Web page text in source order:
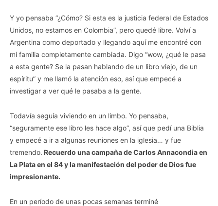
Y yo pensaba “¿Cómo? Si esta es la justicia federal de Estados
Unidos, no estamos en Colombia”, pero quedé libre. Volví a
Argentina como deportado y llegando aquí me encontré con
mi familia completamente cambiada. Digo “wow, ¿qué le pasa
a esta gente? Se la pasan hablando de un libro viejo, de un
espíritu” y me llamó la atención eso, así que empecé a
investigar a ver qué le pasaba a la gente.
Todavía seguía viviendo en un limbo. Yo pensaba,
“seguramente ese libro les hace algo”, así que pedí una Biblia
y empecé a ir a algunas reuniones en la iglesia… y fue
tremendo. Recuerdo una campaña de Carlos Annacondia en
La Plata en el 84 y la manifestación del poder de Dios fue
impresionante.
En un período de unas pocas semanas terminé